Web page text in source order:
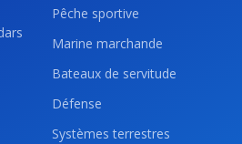
Pêche sportive
Marine marchande
Bateaux de servitude
Défense
Systèmes terrestres